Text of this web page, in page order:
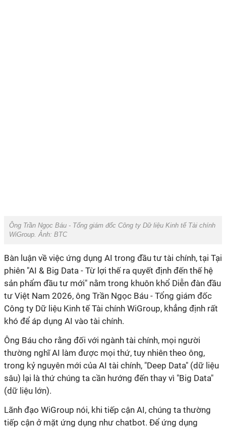
Ông Trần Ngọc Báu - Tổng giám đốc Công ty Dữ liệu Kinh tế Tài chính
WiGroup. Ảnh: BTC
Bàn luận về việc ứng dụng AI trong đầu tư tài chính, tại Tại
phiên "AI & Big Data - Từ lợi thế ra quyết định đến thế hệ
sản phẩm đầu tư mới" nằm trong khuôn khổ Diễn đàn đầu
tư Việt Nam 2026, ông Trần Ngọc Báu - Tổng giám đốc
Công ty Dữ liệu Kinh tế Tài chính WiGroup, khẳng định rất
khó để áp dụng AI vào tài chính.
Ông Báu cho rằng đối với ngành tài chính, mọi người
thường nghĩ AI làm được mọi thứ, tuy nhiên theo ông,
trong kỷ nguyên mới của AI tài chính, "Deep Data" (dữ liệu
sâu) lại là thứ chúng ta cần hướng đến thay vì "Big Data"
(dữ liệu lớn).
Lãnh đạo WiGroup nói, khi tiếp cận AI, chúng ta thường
tiếp cận ở mặt ứng dụng như chatbot. Để ứng dụng